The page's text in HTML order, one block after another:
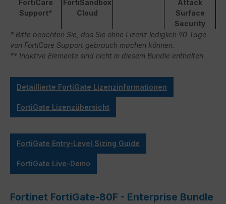
FortiCare
Support*
FortiSandbox
Cloud
Attack
Surface
Security
* Bitte beachten Sie, das Sie ohne Lizenz lediglich 90 Tage
von FortiCare Support gebrauch machen können.
** Inaktive Elemente sind nicht in diesem Bundle enthalten.
Detaillierte FortiGate Lizenzinformationen
FortiGate Lizenzübersicht
FortiGate Entry-Level Sizing Guide
FortiGate Live-Demo
Fortinet FortiGate-80F - Enterprise Bundle